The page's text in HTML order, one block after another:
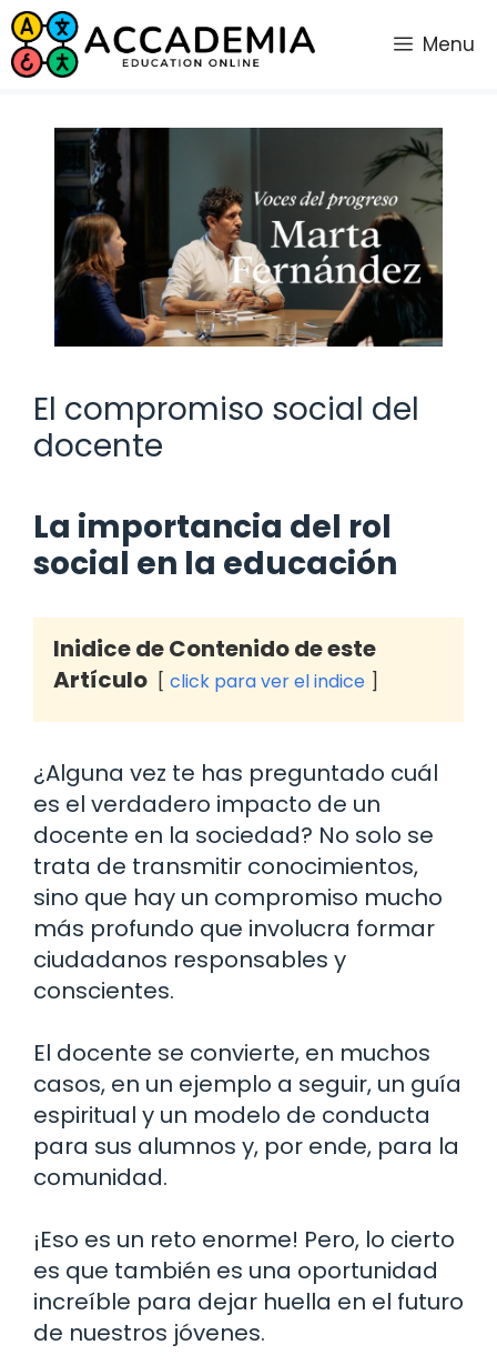
Saltar
al
contenido
Menu
El compromiso social del
docente
La importancia del rol
social en la educación
Inidice de Contenido de este
Artículo
click para ver el indice
¿Alguna vez te has preguntado cuál
es el verdadero impacto de un
docente en la sociedad? No solo se
trata de transmitir conocimientos,
sino que hay un compromiso mucho
más profundo que involucra formar
ciudadanos responsables y
conscientes.
El docente se convierte, en muchos
casos, en un ejemplo a seguir, un guía
espiritual y un modelo de conducta
para sus alumnos y, por ende, para la
comunidad.
¡Eso es un reto enorme! Pero, lo cierto
es que también es una oportunidad
increíble para dejar huella en el futuro
de nuestros jóvenes.